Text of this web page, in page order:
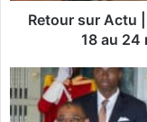
u
|
L
Retour sur Actu
18 au 24
u
r